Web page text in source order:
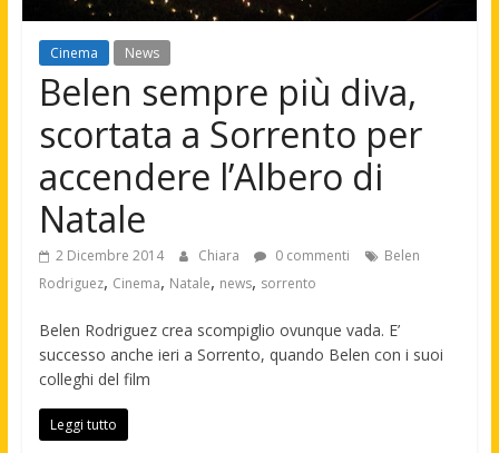
Cinema News
Belen sempre più diva,
scortata a Sorrento per
accendere l’Albero di
Natale
2 Dicembre 2014 Chiara 0 commenti
Belen
Rodriguez, Cinema, Natale, news, sorrento
Belen Rodriguez crea scompiglio ovunque vada. E’
successo anche ieri a Sorrento, quando Belen con i suoi
colleghi del film
Leggi tutto